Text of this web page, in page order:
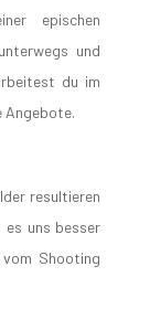
epischen
und
du im
Angebote.
resultieren
es uns besser
vom Shooting